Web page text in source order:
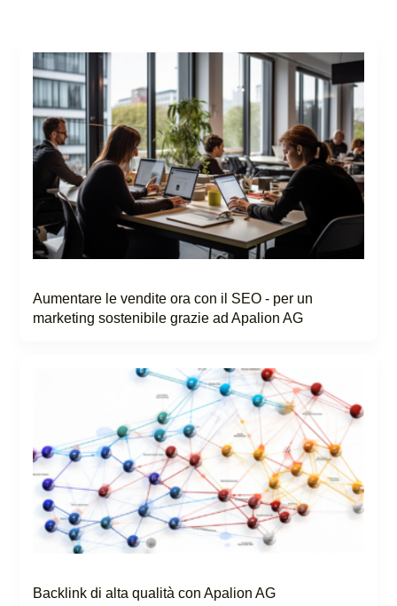
Aumentare le vendite ora con il SEO - per un
marketing sostenibile grazie ad Apalion AG
Backlink di alta qualità con Apalion AG